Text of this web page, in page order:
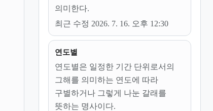
의미한다.
최근 수정 2026. 7. 16. 오후 12:30
연도별
연도별은 일정한 기간 단위로서의
그해를 의미하는 연도에 따라
구별하거나 그렇게 나눈 갈래를
뜻하는 명사이다.